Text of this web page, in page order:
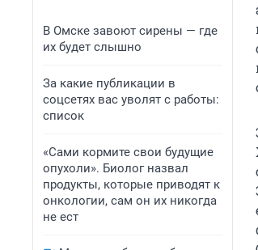
В Омске завоют сирены — где
их будет слышно
За какие публикации в
соцсетях вас уволят с работы:
список
«Сами кормите свои будущие
опухоли». Биолог назвал
продукты, которые приводят к
онкологии, сам он их никогда
не ест